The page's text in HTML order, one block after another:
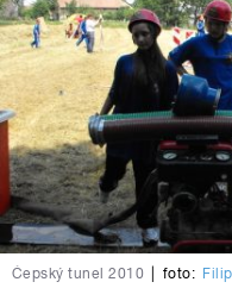
Čepský tunel 2010 foto: